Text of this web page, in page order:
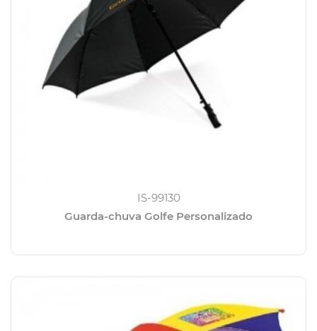
IS-99130
Guarda-chuva Golfe Personalizado